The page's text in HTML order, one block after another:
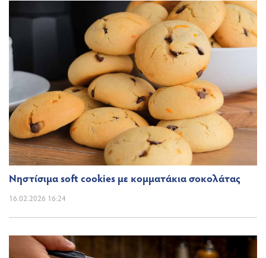
Νηστίσιμα soft cookies με κομματάκια σοκολάτας
16.02.2026 16:24